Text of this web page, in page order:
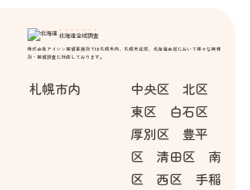
北海道全域調査
株式会社アイシン探偵事務所では札幌市内、札幌市近郊、北海道全域において様々な興信
所・探偵調査に対応しております。
札幌市内
中央区 北区
東区 白石区
厚別区 豊平
区 清田区 南
区 西区 手稲